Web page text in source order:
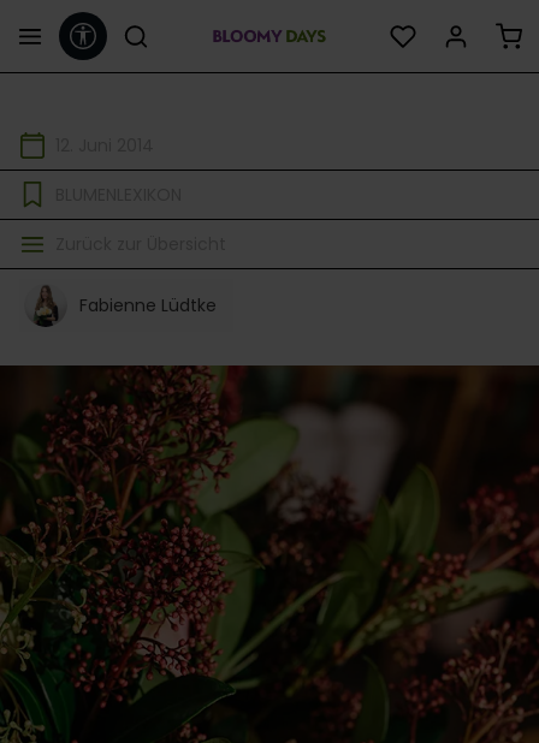
springenWerkzeugleiste anzeigen
Fabienne Lüdtke